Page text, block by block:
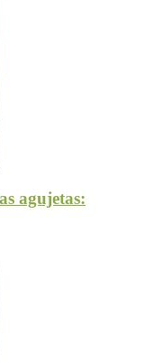
agujetas: